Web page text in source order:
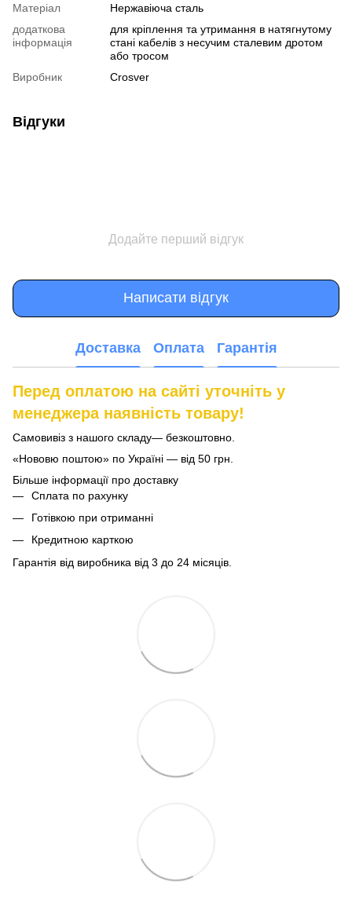
Матеріал
Нержавіюча сталь
додаткова
інформація
для кріплення та утримання в натягнутому
стані кабелів з несучим сталевим дротом
або тросом
Виробник
Crosver
Відгуки
Додайте перший відгук
Написати відгук
Доставка Оплата Гарантія
Перед оплатою на сайті уточніть у
менеджера наявність товару!
Самовивіз з нашого складу— безкоштовно.
«Нововю поштою» по Україні — від 50 грн.
Більше інформації про доставку
Сплата по рахунку
Готівкою при отриманні
Кредитною карткою
Гарантія від виробника від 3 до 24 місяців.